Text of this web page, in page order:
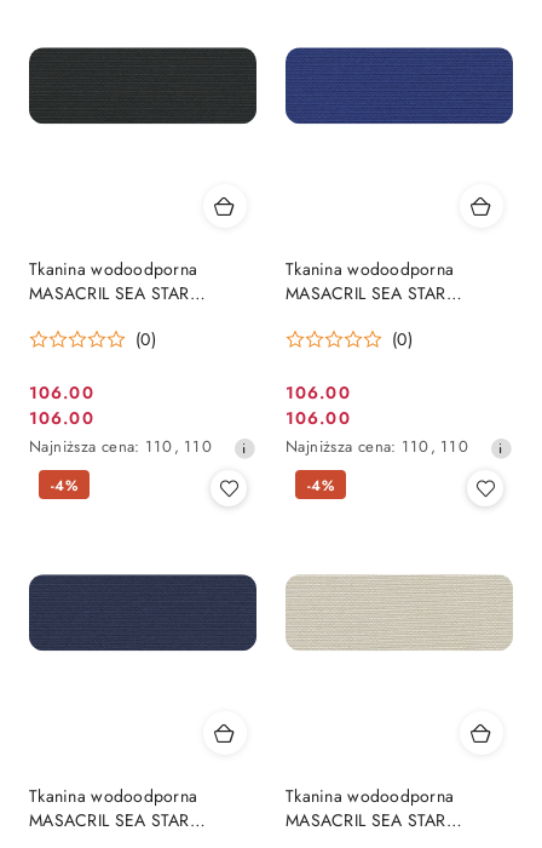
Tkanina wodoodporna
MASACRIL SEA STAR
cm kolor - czarny (Negro)
(0)
Cena
promocyjna:
106.00
Cena
promocyjna:
106.00
Najniższa
cena
obniżką
Najniższa cena: 110, 110
Tkanina wodoodporna
MASACRIL SEA STAR
cm kolor - granatowy (Azul)
(0)
Cena
promocyjna:
106.00
Cena
promocyjna:
106.00
Najniższa
cena
obniżką
Najniższa cena: 110, 110
Tkanina wodoodporna
MASACRIL SEA STAR
-4%
Tkanina wodoodporna
MASACRIL SEA STAR
-4%